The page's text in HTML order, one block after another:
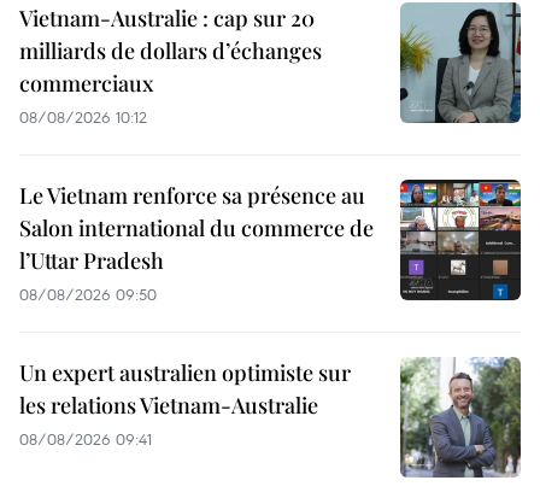
Vietnam-Australie : cap sur 20
milliards de dollars d’échanges
commerciaux
08/08/2026 10:12
Le Vietnam renforce sa présence au
Salon international du commerce de
l’Uttar Pradesh
08/08/2026 09:50
Un expert australien optimiste sur
les relations Vietnam-Australie
08/08/2026 09:41